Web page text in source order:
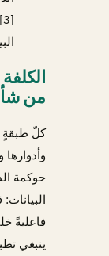
من
كلّ طبقةٍ
حوكمة
فاعليةً
ينبغي